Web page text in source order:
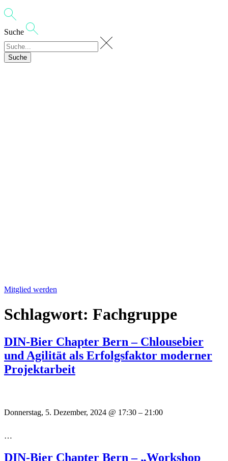
Suche
Suche
Mitglied werden
Schlagwort: Fachgruppe
DIN-Bier Chapter Bern – Chlousebier
und Agilität als Erfolgsfaktor moderner
Projektarbeit
Donnerstag, 5. Dezember, 2024 @ 17:30 – 21:00
…
DIN-Bier Chapter Bern – „Workshop